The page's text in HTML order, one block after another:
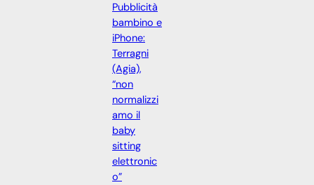
Pubblicità
bambino e
iPhone:
Terragni
(Agia),
“non
normalizzi
amo il
baby
sitting
elettronic
o”